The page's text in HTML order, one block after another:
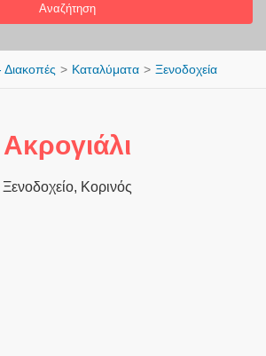
Αναζήτηση
Διακοπές Καταλύματα Ξενοδοχεία
Ακρογιάλι
Ξενοδοχείο, Κορινός